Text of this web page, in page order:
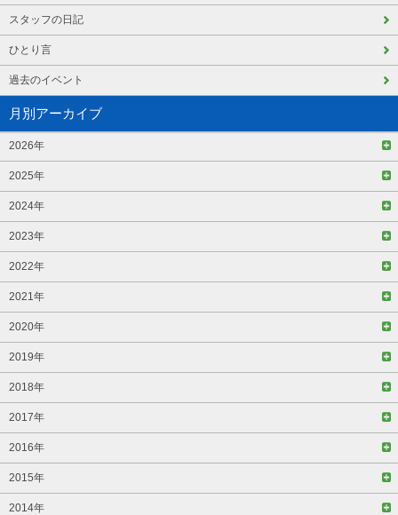
スタッフの日記
ひとり言
過去のイベント
月別アーカイブ
2026年
2025年
2024年
2023年
2022年
2021年
2020年
2019年
2018年
2017年
2016年
2015年
2014年